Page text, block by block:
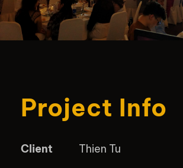
Project Info
Client
Thien Tu